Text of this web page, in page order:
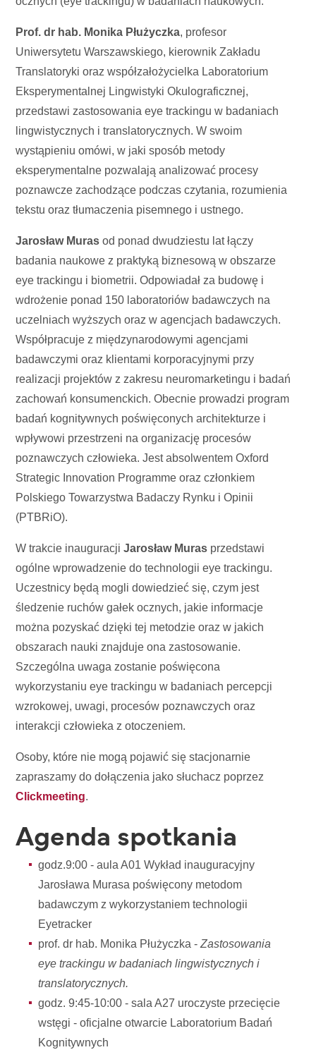
Prof. dr hab. Monika Płużyczka, profesor
Uniwersytetu Warszawskiego, kierownik Zakładu
Translatoryki oraz współzałożycielka Laboratorium
Eksperymentalnej Lingwistyki Okulograficznej,
przedstawi zastosowania eye trackingu w badaniach
lingwistycznych i translatorycznych. W swoim
wystąpieniu omówi, w jaki sposób metody
eksperymentalne pozwalają analizować procesy
poznawcze zachodzące podczas czytania, rozumienia
tekstu oraz tłumaczenia pisemnego i ustnego.
Jarosław Murasod ponad dwudziestu lat łączy
badania naukowe z praktyką biznesową w obszarze
eye trackingu i biometrii. Odpowiadał za budowę i
wdrożenie ponad 150 laboratoriów badawczych na
uczelniach wyższych oraz w agencjach badawczych.
Współpracuje z międzynarodowymi agencjami
badawczymi oraz klientami korporacyjnymi przy
realizacji projektów z zakresu neuromarketingu i badań
zachowań konsumenckich. Obecnie prowadzi program
badań kognitywnych poświęconych architekturze i
wpływowi przestrzeni na organizację procesów
poznawczych człowieka. Jest absolwentem Oxford
Strategic Innovation Programme oraz członkiem
Polskiego Towarzystwa Badaczy Rynku i Opinii
(PTBRiO).
W trakcie inauguracjiJarosław Muras przedstawi
ogólne wprowadzenie do technologii eye trackingu.
Uczestnicy będą mogli dowiedzieć się, czym jest
śledzenie ruchów gałek ocznych, jakie informacje
można pozyskać dzięki tej metodzie oraz w jakich
obszarach nauki znajduje ona zastosowanie.
Szczególna uwaga zostanie poświęcona
wykorzystaniu eye trackingu w badaniach percepcji
wzrokowej, uwagi, procesów poznawczych oraz
interakcji człowieka z otoczeniem.
Osoby, które nie mogą pojawić się stacjonarnie
zapraszamy do dołączenia jako słuchacz poprzez
Clickmeeting.
Agenda spotkania
godz.9:00 - aula A01 Wykład inauguracyjny
Jarosława Murasa poświęcony metodom
badawczym z wykorzystaniem technologii
Eyetracker
prof. dr hab. Monika Płużyczka -Zastosowania
eye trackingu w badaniach lingwistycznych i
translatorycznych.
godz. 9:45-10:00 - sala A27 uroczyste przecięcie
wstęgi - oficjalne otwarcie Laboratorium Badań
Kognitywnych